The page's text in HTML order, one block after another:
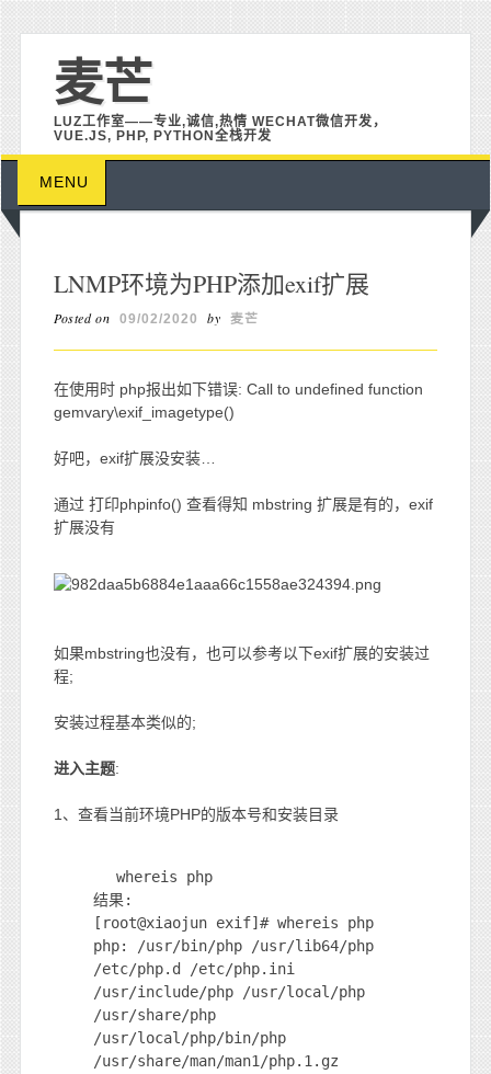
麦芒
LUZ工作室——专业,诚信,热情 WECHAT微信开发，
VUE.JS, PHP, PYTHON全栈开发
Main menu
Skip to content
MENU
LNMP环境为PHP添加exif扩展
Posted on 09/02/2020 by 麦芒
在使用时 php报出如下错误: Call to undefined function
gemvary\exif_imagetype()
好吧，exif扩展没安装…
通过 打印phpinfo() 查看得知 mbstring 扩展是有的，exif
扩展没有
如果mbstring也没有，也可以参考以下exif扩展的安装过
程;
安装过程基本类似的;
进入主题:
1、查看当前环境PHP的版本号和安装目录
whereis php
结果:
[root@xiaojun exif]# whereis php
php: /usr/bin/php /usr/lib64/php
/etc/php.d /etc/php.ini
/usr/include/php /usr/local/php
/usr/share/php
/usr/local/php/bin/php
/usr/share/man/man1/php.1.gz